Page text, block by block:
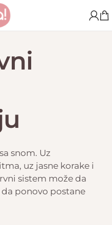
snom. Uz
uz jasne korake i
sistem može da
ponovo postane